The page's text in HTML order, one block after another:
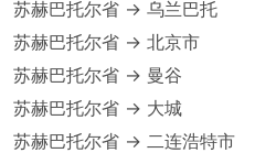
苏赫巴托尔省 → 乌兰巴托
苏赫巴托尔省 → 北京市
苏赫巴托尔省 → 曼谷
苏赫巴托尔省 → 大城
苏赫巴托尔省 → 二连浩特市